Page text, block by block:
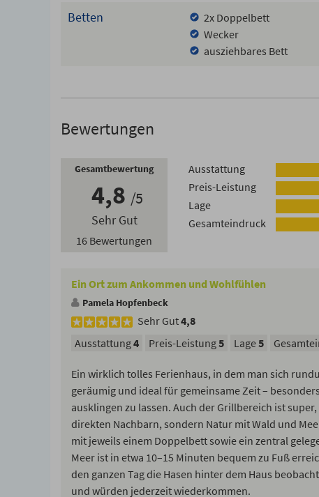
Betten 2x Doppelbett
Wecker
ausziehbares Bett
Bewertungen
Gesamtbewertung
4,8 5
Sehr Gut
16 Bewertungen
Ausstattung
Preis-Leistung
Lage
Gesamteindruck
Ein Ort zum Ankommen und Wohlfühlen
Pamela Hopfenbeck
Sehr Gut4,8
Ausstattung4 Preis-Leistung5 Lage5
Ein wirklich tolles Ferienhaus, in dem man sich
geräumig und ideal für gemeinsame Zeit –
ausklingen zu lassen. Auch der Grillbereich ist
direkten Nachbarn, sondern Natur mit Wald und
mit jeweils einem Doppelbett sowie ein zentral
Meer ist in etwa 10–15 Minuten bequem zu Fuß
den ganzen Tag die Hasen hinter dem Haus
und würden jederzeit wiederkommen.